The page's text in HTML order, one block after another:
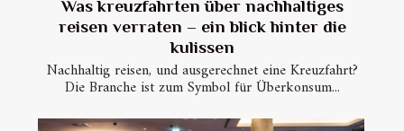
Was kreuzfahrten über nachhaltiges
reisen verraten – ein blick hinter die
kulissen
Nachhaltig reisen, und ausgerechnet eine Kreuzfahrt?
Die Branche ist zum Symbol für Überkonsum...